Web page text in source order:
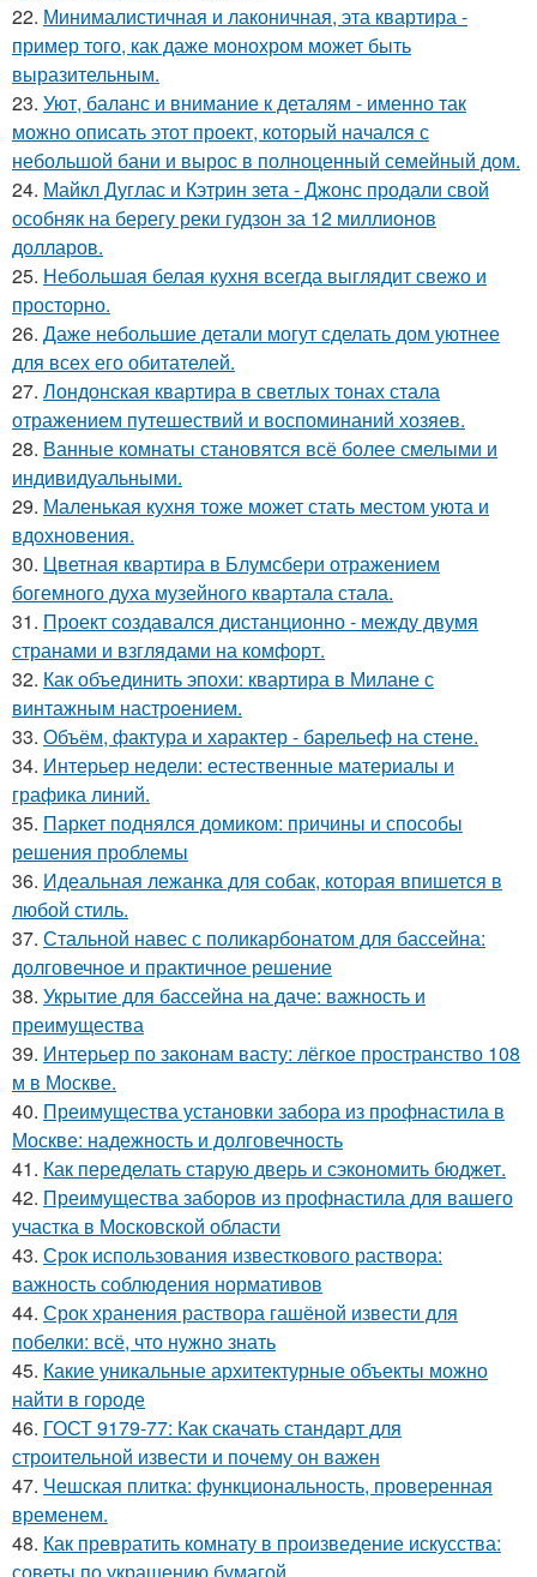
22. Минималистичная и лаконичная, эта квартира -
пример того, как даже монохром может быть
выразительным.
23. Уют, баланс и внимание к деталям - именно так
можно описать этот проект, который начался с
небольшой бани и вырос в полноценный семейный дом.
24. Майкл Дуглас и Кэтрин зета - Джонс продали свой
особняк на берегу реки гудзон за 12 миллионов
долларов.
25. Небольшая белая кухня всегда выглядит свежо и
просторно.
26. Даже небольшие детали могут сделать дом уютнее
для всех его обитателей.
27. Лондонская квартира в светлых тонах стала
отражением путешествий и воспоминаний хозяев.
28. Ванные комнаты становятся всё более смелыми и
индивидуальными.
29. Маленькая кухня тоже может стать местом уюта и
вдохновения.
30. Цветная квартира в Блумсбери отражением
богемного духа музейного квартала стала.
31. Проект создавался дистанционно - между двумя
странами и взглядами на комфорт.
32. Как объединить эпохи: квартира в Милане с
винтажным настроением.
33. Объём, фактура и характер - барельеф на стене.
34. Интерьер недели: естественные материалы и
графика линий.
35. Паркет поднялся домиком: причины и способы
решения проблемы
36. Идеальная лежанка для собак, которая впишется в
любой стиль.
37. Стальной навес с поликарбонатом для бассейна:
долговечное и практичное решение
38. Укрытие для бассейна на даче: важность и
преимущества
39. Интерьер по законам васту: лёгкое пространство 108
м в Москве.
40. Преимущества установки забора из профнастила в
Москве: надежность и долговечность
41. Как переделать старую дверь и сэкономить бюджет.
42. Преимущества заборов из профнастила для вашего
участка в Московской области
43. Срок использования известкового раствора:
важность соблюдения нормативов
44. Срок хранения раствора гашёной извести для
побелки: всё, что нужно знать
45. Какие уникальные архитектурные объекты можно
найти в городе
46. ГОСТ 9179-77: Как скачать стандарт для
строительной извести и почему он важен
47. Чешская плитка: функциональность, проверенная
временем.
48. Как превратить комнату в произведение искусства:
советы по украшению бумагой